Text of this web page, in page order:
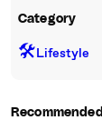
Category
🛠️Lifestyle
Recommended